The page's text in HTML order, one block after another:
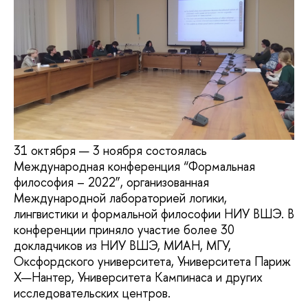
31 октября — 3 ноября состоялась
Международная конференция “Формальная
философия – 2022”, организованная
Международной лабораторией логики,
лингвистики и формальной философии НИУ ВШЭ. В
конференции приняло участие более 30
докладчиков из НИУ ВШЭ, МИАН, МГУ,
Оксфордского университета, Университета Париж
X—Нантер, Университета Кампинаса и других
исследовательских центров.